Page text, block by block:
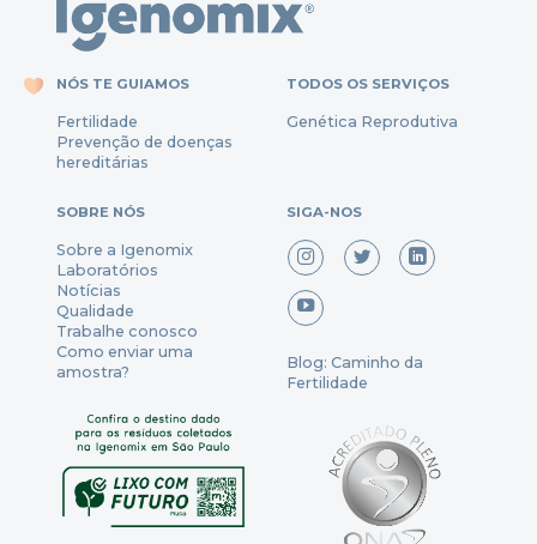
NÓS TE GUIAMOS
Fertilidade
Prevenção dedoenças
hereditárias
TODOS OS SERVIÇOS
Genética Reprodutiva
SOBRE NÓS
Sobre a Igenomix
Laboratórios
Notícias
Qualidade
Trabalhe conosco
Como enviar uma
amostra?
SIGA-NOS
Blog: Caminho da
Fertilidade